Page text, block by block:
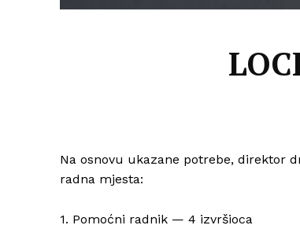
Na osnovu ukazane potrebe, direktor
radna mjesta:
1. Pomoćni radnik — 4 izvršioca